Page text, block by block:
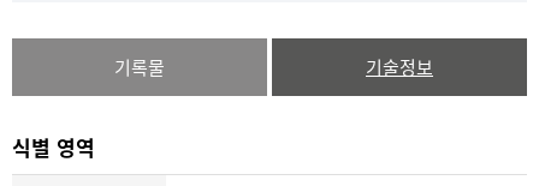
기록물 기술정보
식별 영역